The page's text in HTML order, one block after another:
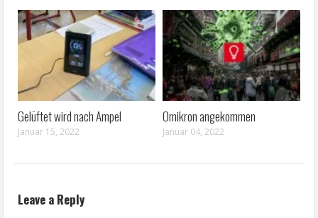
Gelüftet wird nach Ampel
Januar 15, 2022
Omikron angekommen
Januar 04, 2022
Leave a Reply